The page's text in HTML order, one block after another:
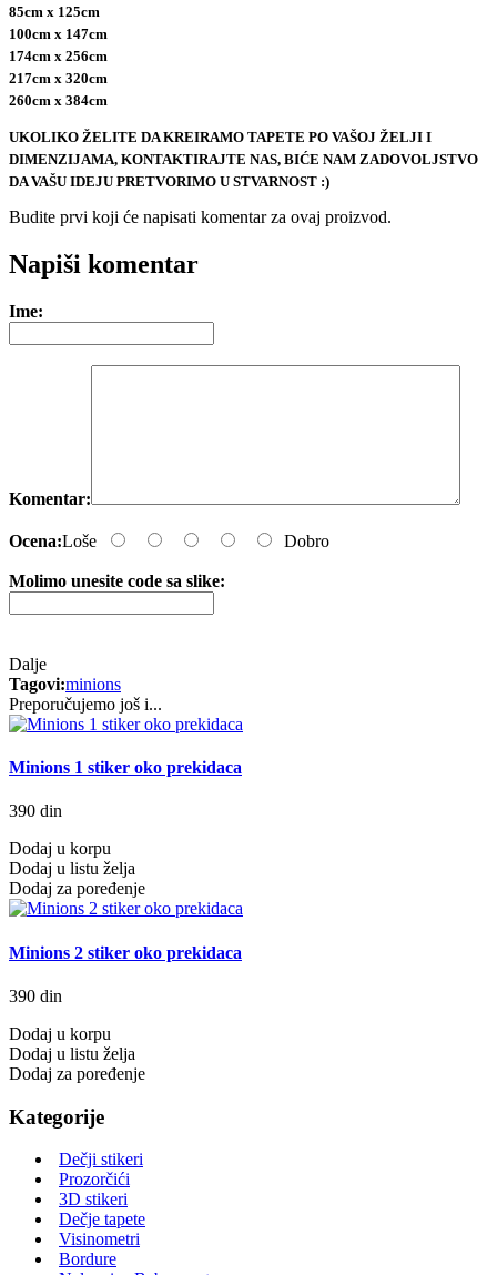
85cm x 125cm
100cm x 147cm
174cm x 256cm
217cm x 320cm
260cm x 384cm
UKOLIKO ŽELITE DA KREIRAMO TAPETE PO VAŠOJ ŽELJI I
DIMENZIJAMA, KONTAKTIRAJTE NAS, BIĆE NAM ZADOVOLJSTVO
DA VAŠU IDEJU PRETVORIMO U STVARNOST :)
Budite prvi koji će napisati komentar za ovaj proizvod.
Napiši komentar
Ime:
Komentar:
Ocena:Loše Dobro
Molimo unesite code sa slike:
Dalje
Tagovi:minions
Preporučujemo još i...
Minions 1 stiker oko prekidaca
390 din
Dodaj u korpu
Dodaj u listu želja
Dodaj za poređenje
Minions 2 stiker oko prekidaca
390 din
Dodaj u korpu
Dodaj u listu želja
Dodaj za poređenje
Kategorije
Dečji stikeri
Prozorčići
3D stikeri
Dečje tapete
Visinometri
Bordure